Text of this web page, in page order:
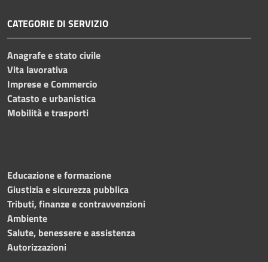
CATEGORIE DI SERVIZIO
Anagrafe e stato civile
Vita lavorativa
Imprese e Commercio
Catasto e urbanistica
Mobilità e trasporti
Educazione e formazione
Giustizia e sicurezza pubblica
Tributi, finanze e contravvenzioni
Ambiente
Salute, benessere e assistenza
Autorizzazioni